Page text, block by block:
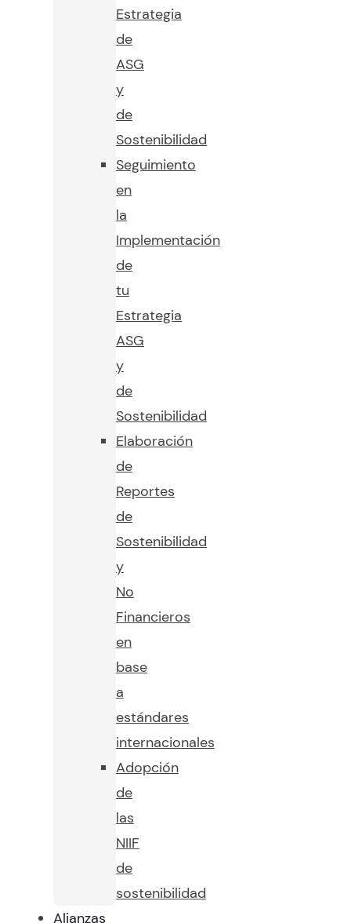
Estrategia
de
ASG
y
de
Sostenibilidad
Seguimiento
en
la
Implementación
de
tu
Estrategia
ASG
y
de
Sostenibilidad
Elaboración
de
Reportes
de
Sostenibilidad
y
No
Financieros
en
base
a
estándares
internacionales
Adopción
de
las
NIIF
de
sostenibilidad
Alianzas